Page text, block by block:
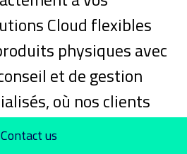
Contact us
Cloud flexibles
physiques avec
et de gestion
où nos clients
de notre